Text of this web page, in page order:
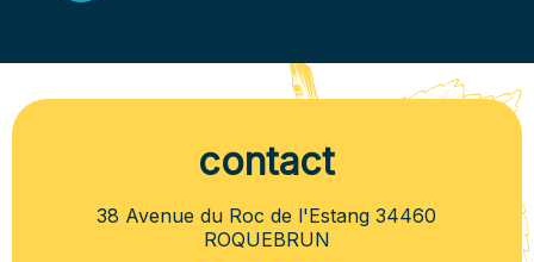
contact
38 Avenue du Roc de l'Estang 34460
ROQUEBRUN